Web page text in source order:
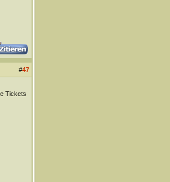
#47
Tickets